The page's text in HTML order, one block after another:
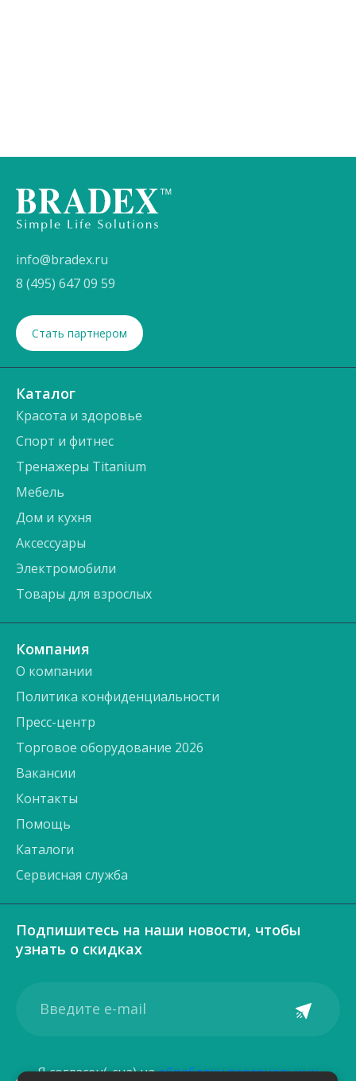
info@bradex.ru
8 (495) 647 09 59
Стать партнером
Каталог
Красота и здоровье
Спорт и фитнес
Тренажеры Titanium
Мебель
Дом и кухня
Аксессуары
Электромобили
Товары для взрослых
Компания
О компании
Политика конфиденциальности
Пресс-центр
Торговое оборудование 2026
Вакансии
Контакты
Помощь
Каталоги
Сервисная служба
Подпишитесь на наши новости, чтобы
узнать о скидках
Я согласен(-сна) наобработку персональных